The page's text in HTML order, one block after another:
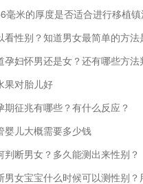
毫米的厚度是否适合进行移植
看性别？知道男女最简单的方法
孕妇怀男还是女？还有哪些方法
果对胎儿好
期征兆有哪些？有什么反应？
婴儿大概需要多少钱
判断男女？多久能测出来性别？
男女宝宝什么时候可以测性别？